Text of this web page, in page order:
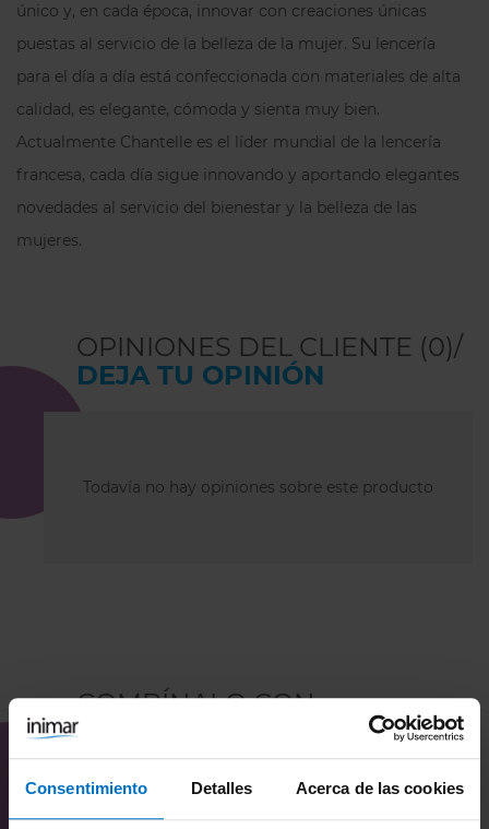
Consentimiento Detalles Acerca de las cookies
único y, en cada época, innovar con creaciones únicas
puestas al servicio de la belleza de la mujer. Su lencería
para el día a día está confeccionada con materiales de alta
calidad, es elegante, cómoda y sienta muy bien.
Actualmente Chantelle es el líder mundial de la lencería
francesa, cada día sigue innovando y aportando elegantes
novedades al servicio del bienestar y la belleza de las
mujeres.
OPINIONES DEL CLIENTE (0)/
DEJA TU OPINIÓN
Todavía no hay opiniones sobre este producto
COMBÍNALO CON